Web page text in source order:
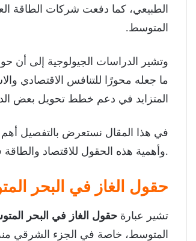
الطبيعي، كما دفعت شركات الطاقة
المتوسط.
وتشير الدراسات الجيولوجية إلى
ما جعله محورًا للتنافس الاقتصادي
المتزايد في دعم خطط تحويل بعض
في هذا المقال نستعرض بالتفصيل أهم
وأهمية هذه الحقول للاقتصاد والطاقة في المنطقة.
حقول الغاز في البحر
تشير عبارة حقول الغاز في البحر
المتوسط، خاصة في الجزء الشرقي